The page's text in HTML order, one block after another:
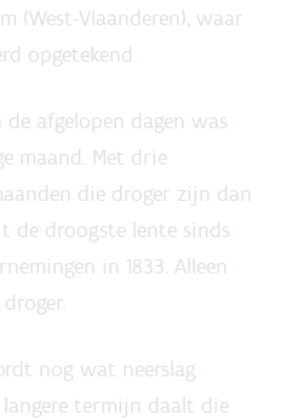
(West-Vlaanderen), waar
opgetekend.
afgelopen dagen was
maand. Met drie
die droger zijn dan
de droogste lente sinds
in 1833. Alleen
nog wat neerslag
termijn daalt die